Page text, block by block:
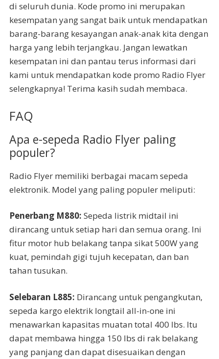
di seluruh dunia. Kode promo ini merupakan
kesempatan yang sangat baik untuk mendapatkan
barang-barang kesayangan anak-anak kita dengan
harga yang lebih terjangkau. Jangan lewatkan
kesempatan ini dan pantau terus informasi dari
kami untuk mendapatkan kode promo Radio Flyer
selengkapnya! Terima kasih sudah membaca.
FAQ
Apa e-sepeda Radio Flyer paling
populer?
Radio Flyer memiliki berbagai macam sepeda
elektronik. Model yang paling populer meliputi:
Penerbang M880: Sepeda listrik midtail ini
dirancang untuk setiap hari dan semua orang. Ini
fitur motor hub belakang tanpa sikat 500W yang
kuat, pemindah gigi tujuh kecepatan, dan ban
tahan tusukan.
Selebaran L885: Dirancang untuk pengangkutan,
sepeda kargo elektrik longtail all-in-one ini
menawarkan kapasitas muatan total 400 lbs. Itu
dapat membawa hingga 150 lbs di rak belakang
yang panjang dan dapat disesuaikan dengan